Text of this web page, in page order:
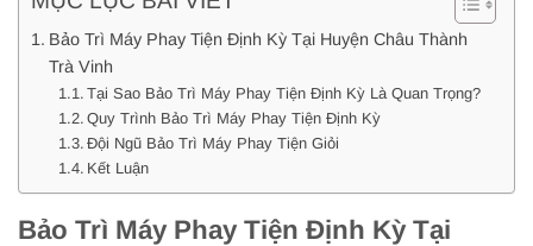
Bảo Trì Máy Phay Tiện Định Kỳ Tại Huyện Châu Thành
Trà Vinh
Tại Sao Bảo Trì Máy Phay Tiện Định Kỳ Là Quan Trọng?
Quy Trình Bảo Trì Máy Phay Tiện Định Kỳ
Đội Ngũ Bảo Trì Máy Phay Tiện Giỏi
Kết Luận
Bảo Trì Máy Phay Tiện Định Kỳ Tại